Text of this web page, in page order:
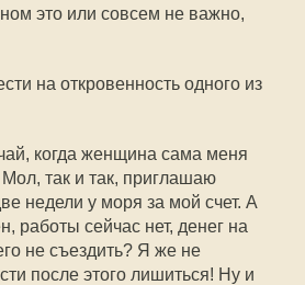
это или совсем не важно,
на откровенность одного из
когда женщина сама меня
так и так, приглашаю
недели у моря за мой счет. А
работы сейчас нет, денег на
не съездить? Я же не
после этого лишиться! Ну и